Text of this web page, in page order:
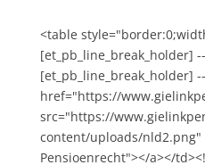
<table
[et_pb_line_break_holder]
[et_pb_line_break_holder]
href="https://
src="https://
content/uploads/nld2.png"
Pensioenrecht"></a></